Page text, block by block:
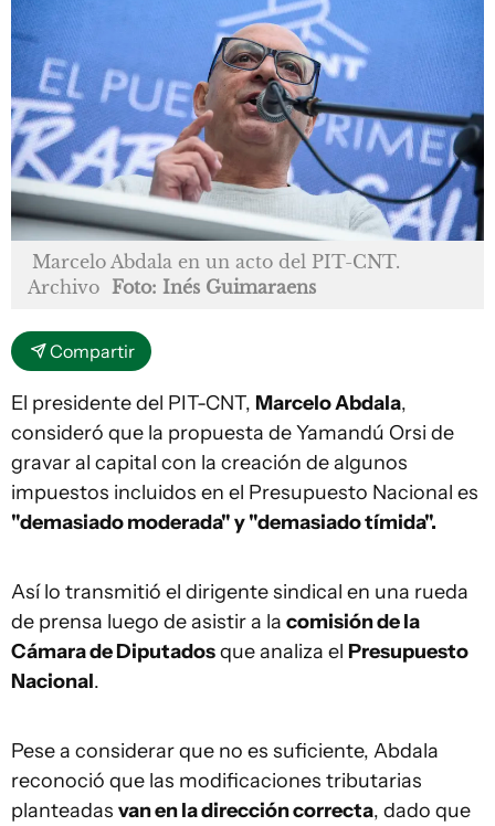
Marcelo Abdala en un acto del PIT-CNT.
Archivo Foto: Inés Guimaraens
Compartir
El presidente del PIT-CNT, Marcelo Abdala,
consideró que la propuesta de Yamandú Orsi de
gravar al capital con la creación de algunos
impuestos incluidos en el Presupuesto Nacional es
"demasiado moderada" y "demasiado tímida".
Así lo transmitió el dirigente sindical en una rueda
de prensa luego de asistir a la comisión de la
Cámara de Diputadosque analiza el Presupuesto
Nacional.
Pese a considerar que no es suficiente, Abdala
reconoció que las modificaciones tributarias
planteadas van en la dirección correcta, dado que